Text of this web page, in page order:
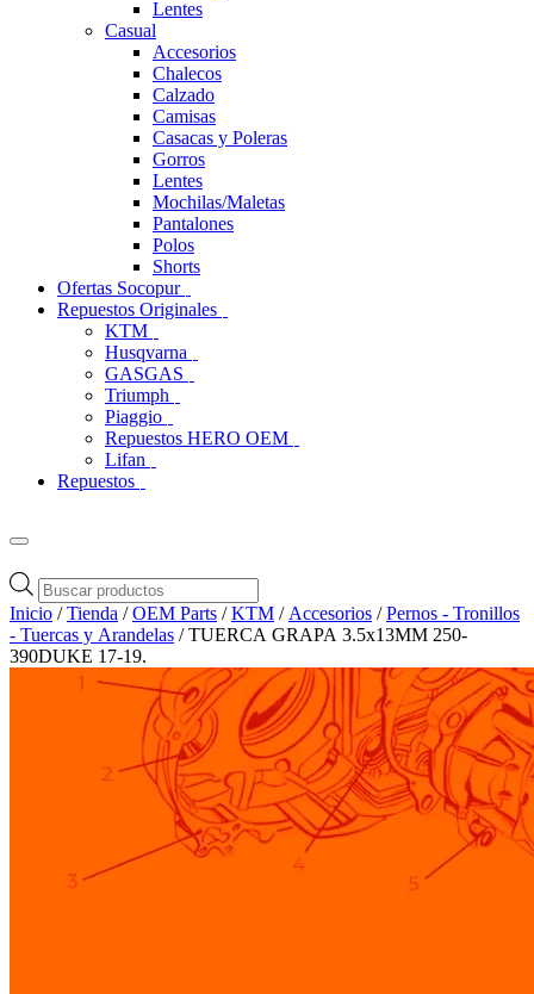
Lentes
Casual
Accesorios
Chalecos
Calzado
Camisas
Casacas y Poleras
Gorros
Lentes
Mochilas/Maletas
Pantalones
Polos
Shorts
Ofertas Socopur
Repuestos Originales
KTM
Husqvarna
GASGAS
Triumph
Piaggio
Repuestos HERO OEM
Lifan
Repuestos
Búsqueda
de
productos
Inicio /Tienda /OEM Parts /KTM / Accesorios /Pernos - Tronillos
- Tuercas y Arandelas / TUERCA GRAPA 3.5x13MM 250-
390DUKE 17-19.